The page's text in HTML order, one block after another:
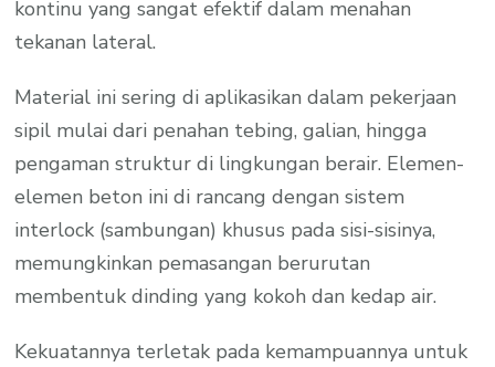
kontinu yang sangat efektif dalam menahan
tekanan lateral.
Material ini sering di aplikasikan dalam pekerjaan
sipil mulai dari penahan tebing, galian, hingga
pengaman struktur di lingkungan berair. Elemen-
elemen beton ini di rancang dengan sistem
interlock (sambungan) khusus pada sisi-sisinya,
memungkinkan pemasangan berurutan
membentuk dinding yang kokoh dan kedap air.
Kekuatannya terletak pada kemampuannya untuk